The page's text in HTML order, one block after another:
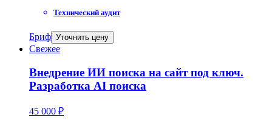
Технический аудит
Бриф Уточнить цену
Свежее
Внедрение ИИ поиска на сайт под ключ.
Разработка AI поиска
45 000 ₽